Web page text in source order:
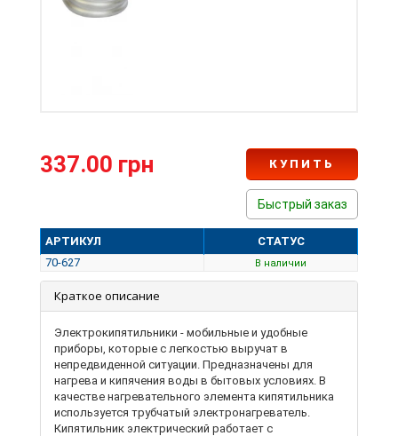
337.00 грн
Быстрый заказ
КУПИТЬ
АРТИКУЛ
СТАТУС
70-627
В наличии
Краткое описание
Электрокипятильники - мобильные и удобные
приборы, которые с легкостью выручат в
непредвиденной ситуации. Предназначены для
нагрева и кипячения воды в бытовых условиях. В
качестве нагревательного элемента кипятильника
используется трубчатый электронагреватель.
Кипятильник электрический работает с